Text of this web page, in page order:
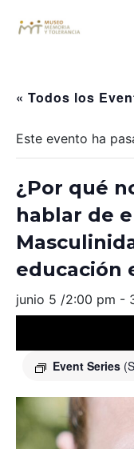
« Todos los
Este evento ha
¿Por qué
hablar de
educación
junio 5 /2:00 pm -
Event Series